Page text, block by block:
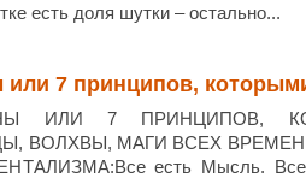
есть доля шутки – остально...
или 7 принципов,
ИЛИ 7 ПРИНЦИПОВ,
ВОЛХВЫ, МАГИ ВСЕХ ВРЕМЕН
есть Мысль.